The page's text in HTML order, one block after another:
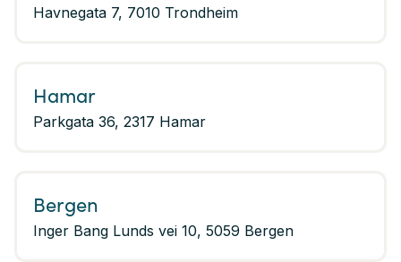
Havnegata 7, 7010 Trondheim
Hamar
Parkgata 36, 2317 Hamar
Bergen
Inger Bang Lunds vei 10, 5059 Bergen